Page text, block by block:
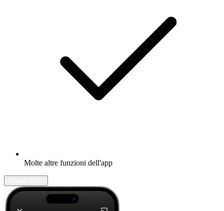
Molte altre funzioni dell'app